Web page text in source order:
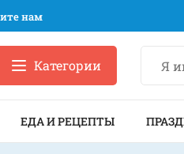
нам
Категории
ЕДА И РЕЦЕПТЫ